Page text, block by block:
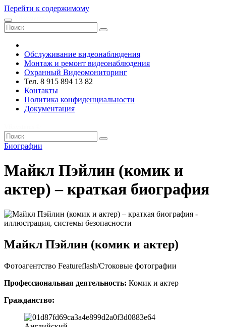
Перейти к содержимому
Обслуживание видеонаблюдения
Монтаж и ремонт видеонаблюдения
Охранный Видеомониторинг
Тел. 8 915 894 13 82
Контакты
Политика конфиденциальности
Документация
Биографии
Майкл Пэйлин (комик и
актер) – краткая биография
Майкл Пэйлин (комик и актер)
Фотоагентство Featureflash/Стоковые фотографии
Профессиональная деятельность: Комик и актер
Гражданство: